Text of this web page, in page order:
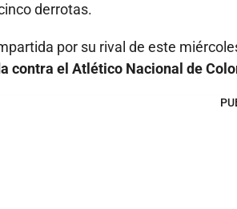
derrotas.
por su rival de este
contra el Atlético Nacional de